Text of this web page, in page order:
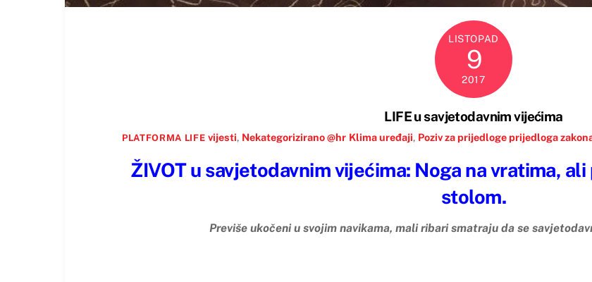
LISTOPAD
9
2017
LIFE u savjetodavnim vijećima
PLATFORMA LIFE vijesti, Nekategorizirano @hr Klima uređaji, Poziv za prijedloge prijedloga
ŽIVOT u savjetodavnim vijećima: Noga na vratima,
stolom.
Previše ukočeni u svojim navikama, mali ribari smatraju da se